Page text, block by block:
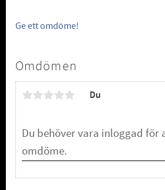
Ge ett omdöme!
Omdömen
Du